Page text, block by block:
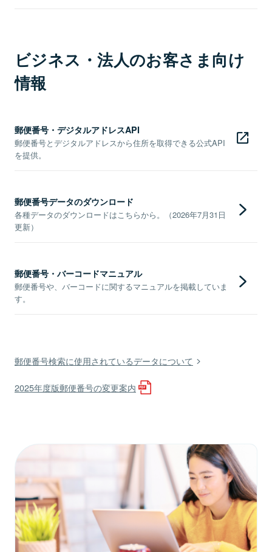
ビジネス・法人のお客さま向け
情報
郵便番号・デジタルアドレスAPI
郵便番号とデジタルアドレスから住所を取得できる公式API
を提供。
郵便番号データのダウンロード
各種データのダウンロードはこちらから。（2026年7月31日
更新）
郵便番号・バーコードマニュアル
郵便番号や、バーコードに関するマニュアルを掲載していま
す。
郵便番号検索に使用されているデータについて
2025年度版郵便番号の変更案内